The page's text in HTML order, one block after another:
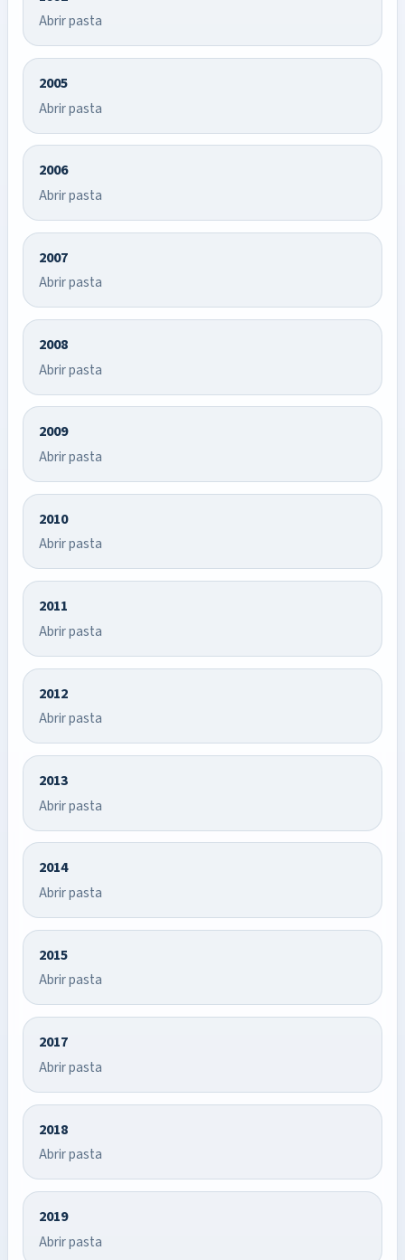
Abrir pasta
2005
Abrir pasta
2006
Abrir pasta
2007
Abrir pasta
2008
Abrir pasta
2009
Abrir pasta
2010
Abrir pasta
2011
Abrir pasta
2012
Abrir pasta
2013
Abrir pasta
2014
Abrir pasta
2015
Abrir pasta
2017
Abrir pasta
2018
Abrir pasta
2019
Abrir pasta